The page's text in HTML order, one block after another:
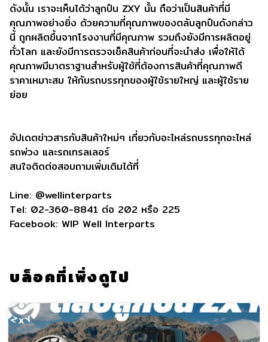
ดังนั้น เราจะเห็นได้ว่าลูกปืน ZXY นั้น ถือว่าเป็นสินค้าที่มี
คุณภาพอย่างยิ่ง ด้วยความที่คุณภาพของตลับลูกปืนดังกล่าว
นี้ ถูกผลิตขึ้นจากโรงงานที่มีคุณภาพ รวมถึงยังมีการผลิตอยู่
ทั่วโลก และยังมีการตรวจเช็คสินค้าก่อนที่จะนำส่ง เพื่อให้ได้
คุณภาพมีมาตราฐานสำหรับผู้ใช้ที่ต้องการสินค้าที่คุณภาพดี
ราคาเหมาะสม ให้กับรถบรรทุกของผู้ใช้รายใหญ่ และผู้ใช้ราย
ย่อย
อัปเดตข่าวสารกับสินค้าใหม่ๆ เกี่ยวกับอะไหล่รถบรรทุกอะไหล่
รถพ่วง และรถเทรลเลอร์
สนใจติดต่อสอบถามเพิ่มเติมได้ที่
Line: @wellinterparts
Tel: 02-360-8841 ต่อ 202 หรือ 225
Facebook: WIP Well Interparts
บล็อคที่เพิ่งดูไป